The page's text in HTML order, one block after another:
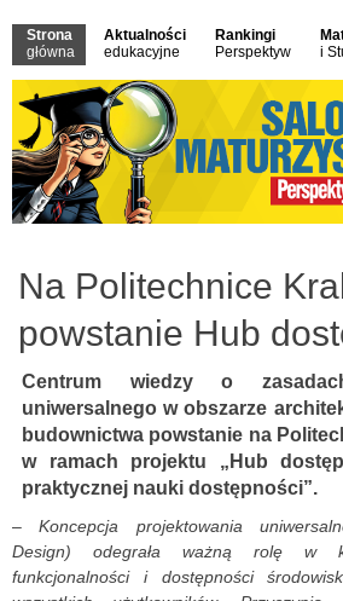
Strona
główna
Aktualności
edukacyjne
Rankingi
Perspektyw
i
Na Politechnice
powstanie Hub
Centrum wiedzy o
uniwersalnego w obszarze
budownictwa powstanie na
w ramach projektu „Hub
praktycznej nauki dostępności”.
–Koncepcja projektowania
Design) odegrała ważną rolę w
funkcjonalności i dostępności